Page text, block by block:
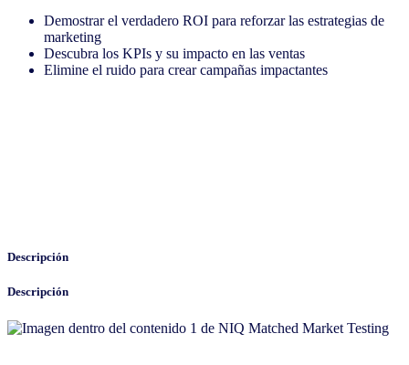
Demostrar el verdadero ROI para reforzar las estrategias de
marketing
Descubra los KPIs y su impacto en las ventas
Elimine el ruido para crear campañas impactantes
Descripción
Descripción